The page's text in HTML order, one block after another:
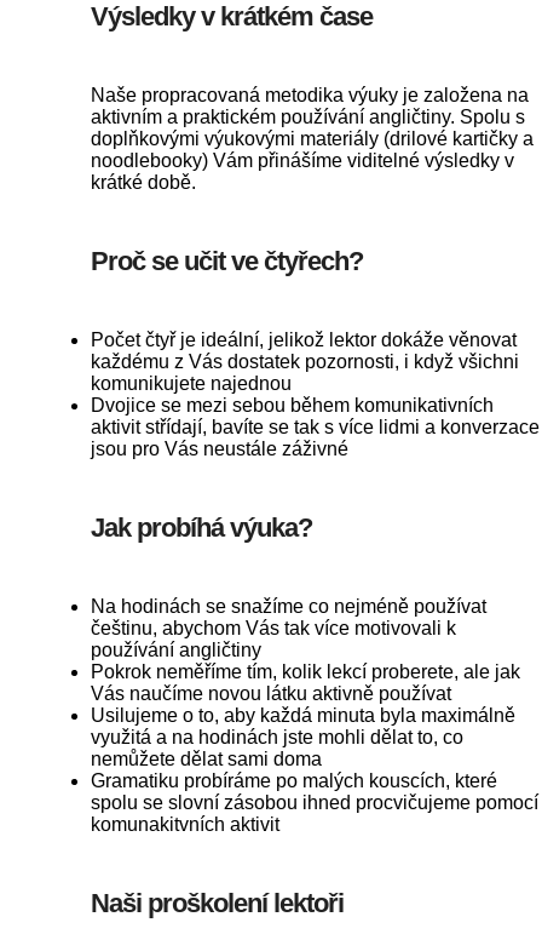
Výsledky v krátkém čase
Naše propracovaná metodika výuky je založena na
aktivním a praktickém používání angličtiny. Spolu s
doplňkovými výukovými materiály (drilové kartičky a
noodlebooky) Vám přinášíme viditelné výsledky v
krátké době.
Proč se učit ve čtyřech?
Počet čtyř je ideální, jelikož lektor dokáže věnovat
každému z Vás dostatek pozornosti, i když všichni
komunikujete najednou
Dvojice se mezi sebou během komunikativních
aktivit střídají, bavíte se tak s více lidmi a konverzace
jsou pro Vás neustále záživné
Jak probíhá výuka?
Na hodinách se snažíme co nejméně používat
češtinu, abychom Vás tak více motivovali k
používání angličtiny
Pokrok neměříme tím, kolik lekcí proberete, ale jak
Vás naučíme novou látku aktivně používat
Usilujeme o to, aby každá minuta byla maximálně
využitá a na hodinách jste mohli dělat to, co
nemůžete dělat sami doma
Gramatiku probíráme po malých kouscích, které
spolu se slovní zásobou ihned procvičujeme pomocí
komunakitvních aktivit
Naši proškolení lektoři